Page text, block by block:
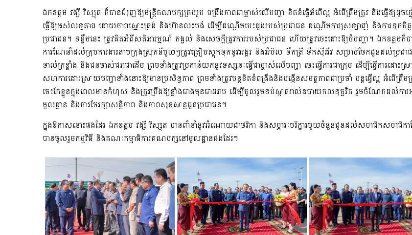
ឯកឧត្ដម វង្សី វិស្សុត ក៏បានជំរុញឱ្យមន្ត្រីគណបក្សគ្រប់រូប ពង្រឹងភាពជាម្ចាស់លើបញ្ហា ខិតខំធ្វើអំពើល្អ អំពើត្រឹមត្រូវ និងធ្វើឱ្យដូច
ធ្វើឱ្យអស់លទ្ធភាព ដោយភាពស្មោះត្រង់ និងហ៊ានលះបង់ ដើម្បីដណ្តើមបេះដូងរបស់ប្រជាជន ដណ្តើមការស្រឡាញ់ និងការទុកចិត្
ប្រជាជន។ ទន្ទឹមនេះ ត្រូវគិតអំពីសតិអារម្មណ៍ កង្វល់ និងសេចក្តីត្រូវការរបស់ប្រជាជន ហើយត្រូវចេះដោះឱ្យចំបញ្ហា។ ឯកឧត្ដមក៏
ការណែនាំដល់ក្រុមការងារតាមក្រុងស្រុកនីមួយៗត្រូវត្រៀមស្តុកទុកនូវអង្ករ និងអំបិល ទឹកត្រី ទឹកស៊ីអីវ សម្រាប់ចែកជូនដល់ប្រជា
ទាល់ក្រខ្លាំង និងជនចាស់ជរាជាដើម ព្រមទាំងត្រូវប្រកាន់យកនូវទស្សនៈធ្វើជាម្ចាស់លើបញ្ហា ចេះធ្វើការជាក្រុម ដើម្បីធ្វើការដោះស្
សហការដោះស្រាយបញ្ហាទាំងនោះឱ្យមានប្រសិទ្ធភាព ព្រមទាំងត្រូវបន្តខិតខំពង្រឹងនិងបង្កើនសមត្ថភាពជាប្រចាំ បន្តធ្វើល្អ អំពើត្រឹម
ចេះកែខ្លួនក្នុងពេលមានកំហុស និងត្រូវប្រឹងឱ្យខ្លាំងជាងមុនជាដរាប ដើម្បីចូលរួមទប់ស្កាត់រាល់ឧបាយកលទុច្ចរិត រួមចំណែកដល់ការ
មូលដ្ឋាន និងការថែរក្សាសន្តិភាព និងភាពសុខសាន្តជូនប្រជាជន។
ក្នុងឱកាសនោះផងដែរ ឯកឧត្ដម វង្សី វិស្សុត បានពាំនាំនូវអំណោយជាថវិកា និងសម្ភារៈបរិក្ខារមួយចំនួនជូន​ដល់សមាជិកសមាជិកា
បានចូលរួមកម្មវិធី និងគណៈកម្មាធិការគណបក្សនៅមូលដ្ឋានផងដែរ។​